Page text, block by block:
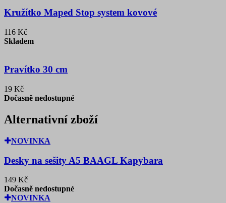
Kružítko Maped Stop system kovové
116 Kč
Skladem
Pravítko 30 cm
19 Kč
Dočasně nedostupné
Alternativní zboží
NOVINKA
Desky na sešity A5 BAAGL Kapybara
149 Kč
Dočasně nedostupné
NOVINKA